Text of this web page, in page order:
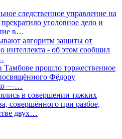
следственное управление на
уголовное дело и
в…
алгоритм защиты от
интеллекта - об этом сообщил
Тамбове прошло торжественное
Фёдору
—…
в совершении тяжких
совершённого при разбое,
двух…